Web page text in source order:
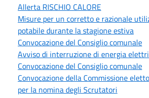
Allerta RISCHIO CALORE
Misure per un corretto e razionale
potabile durante la stagione estiva
Convocazione del Consiglio comunale
Avviso di interruzione di energia
Convocazione del Consiglio comunale
Convocazione della Commissione
per la nomina degli Scrutatori